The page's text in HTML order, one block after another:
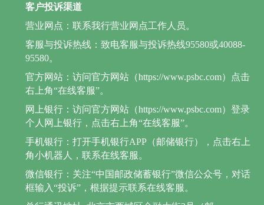
客户投诉渠道
营业网点：联系我行营业网点工作人员。
客服与投诉热线：致电客服与投诉热线95580或40088-
95580。
官方网站：访问官方网站（https://www.psbc.com）点击
右上角“在线客服”。
网上银行：访问官方网站（https://www.psbc.com）登录
个人网上银行，点击右上角“在线客服”。
手机银行：打开手机银行APP（邮储银行），点击右上
角小机器人，联系在线客服。
微信银行：关注“中国邮政储蓄银行”微信公众号，对话
框输入“投诉”，根据提示联系在线客服。